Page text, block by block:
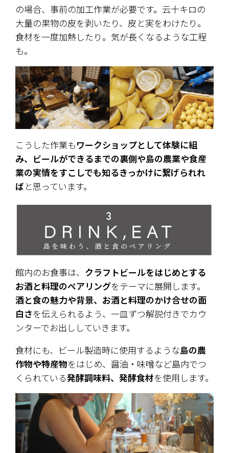
の場合、事前の加工作業が必要です。云十キロの
大量の果物の皮を剥いたり、皮と実をわけたり。
食材を一度加熱したり。気が長くなるような工程
も。
こうした作業もワークショップとして体験に組
み、ビールができるまでの裏側や島の農業や食産
業の実情をすこしでも知るきっかけに繋げられれ
ば と思っています。
館内のお食事は、 クラフトビールをはじめとする
お酒と料理のペアリングをテーマに展開します。
酒と食の魅力や背景、お酒と料理のかけ合せの面
白さを伝えられるよう、一皿ずつ解説付きでカウ
ンターでお出ししていきます。
食材にも、ビール製造時に使用するような島の農
作物や特産物をはじめ、醤油・味噌など島内でつ
くられている発酵調味料、発酵食材を使用します。